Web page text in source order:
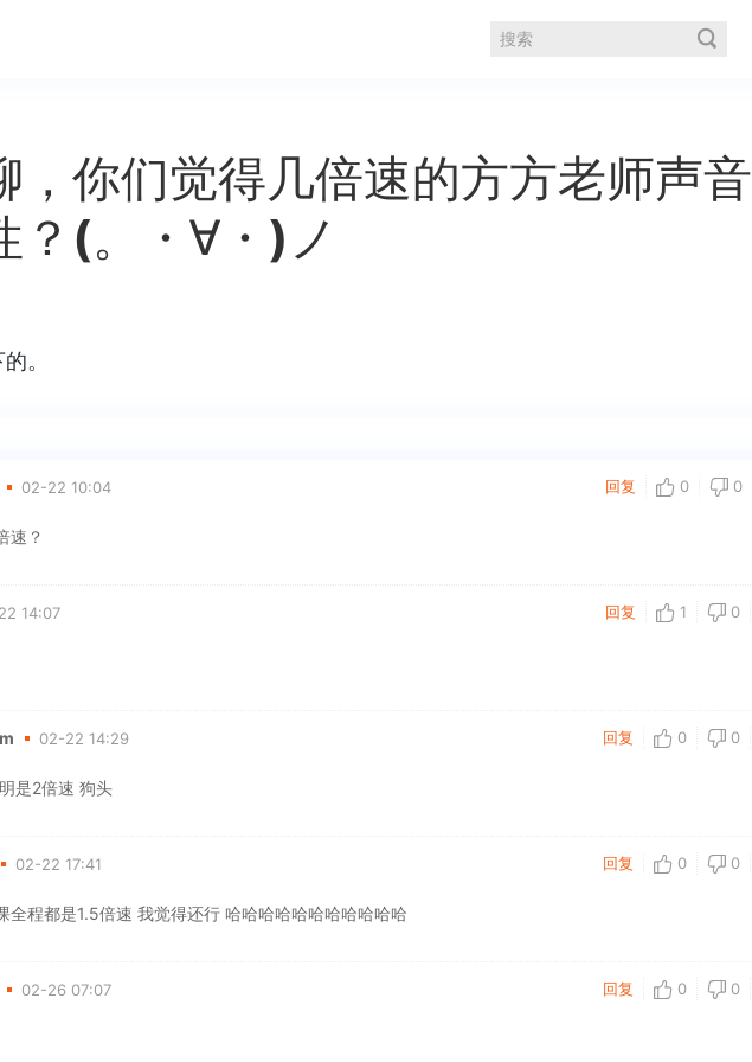
，你们觉得几倍速的方方老师声音
？(。・∀・)ノ
。
02-22 10:04 回复 0 0
速？
14:07 回复 1 0
02-22 14:29 回复 0 0
是2倍速 狗头
02-22 17:41 回复 0 0
全程都是1.5倍速 我觉得还行 哈哈哈哈哈哈哈哈哈哈哈
02-26 07:07 回复 0 0